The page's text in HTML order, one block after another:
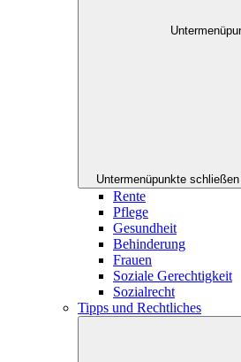
Untermenüpunkte schließen
Rente
Pflege
Gesundheit
Behinderung
Frauen
Soziale Gerechtigkeit
Sozialrecht
Tipps und Rechtliches